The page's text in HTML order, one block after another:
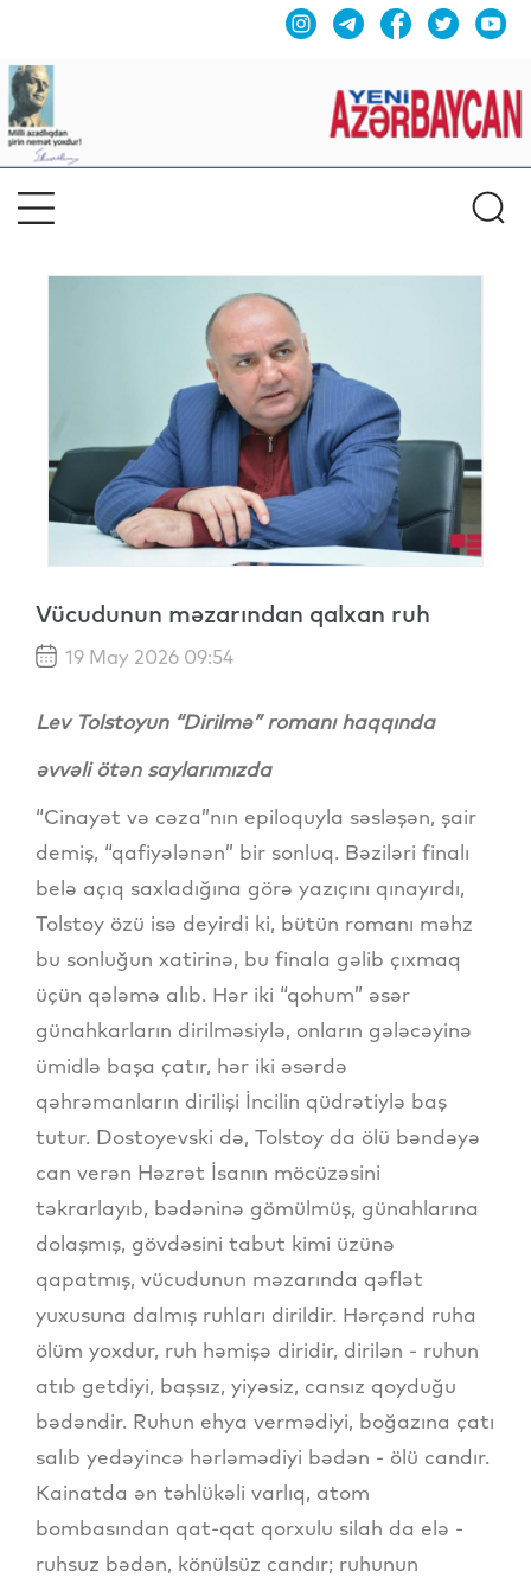
Vücudunun məzarından qalxan ruh
19 May 2026 09:54
Lev Tolstoyun “Dirilmə” romanı haqqında
əvvəli ötən saylarımızda
“Cinayət və cəza”nın epiloquyla səsləşən, şair
demiş, “qafiyələnən” bir sonluq. Bəziləri finalı
belə açıq saxladığına görə yazıçını qınayırdı,
Tolstoy özü isə deyirdi ki, bütün romanı məhz
bu sonluğun xatirinə, bu finala gəlib çıxmaq
üçün qələmə alıb. Hər iki “qohum” əsər
günahkarların dirilməsiylə, onların gələcəyinə
ümidlə başa çatır, hər iki əsərdə
qəhrəmanların dirilişi İncilin qüdrətiylə baş
tutur. Dostoyevski də, Tolstoy da ölü bəndəyə
can verən Həzrət İsanın möcüzəsini
təkrarlayıb, bədəninə gömülmüş, günahlarına
dolaşmış, gövdəsini tabut kimi üzünə
qapatmış, vücudunun məzarında qəflət
yuxusuna dalmış ruhları dirildir. Hərçənd ruha
ölüm yoxdur, ruh həmişə diridir, dirilən - ruhun
atıb getdiyi, başsız, yiyəsiz, cansız qoyduğu
bədəndir. Ruhun ehya vermədiyi, boğazına çatı
salıb yedəyincə hərləmədiyi bədən - ölü candır.
Kainatda ən təhlükəli varlıq, atom
bombasından qat-qat qorxulu silah da elə -
ruhsuz bədən, könülsüz candır; ruhunun